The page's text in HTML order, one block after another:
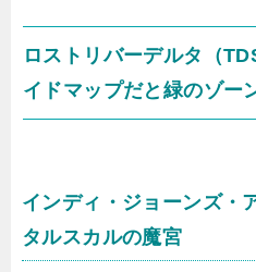
ロストリバーデルタ（
イドマップだと緑のゾー
インディ・ジョーンズ・
タルスカルの魔宮